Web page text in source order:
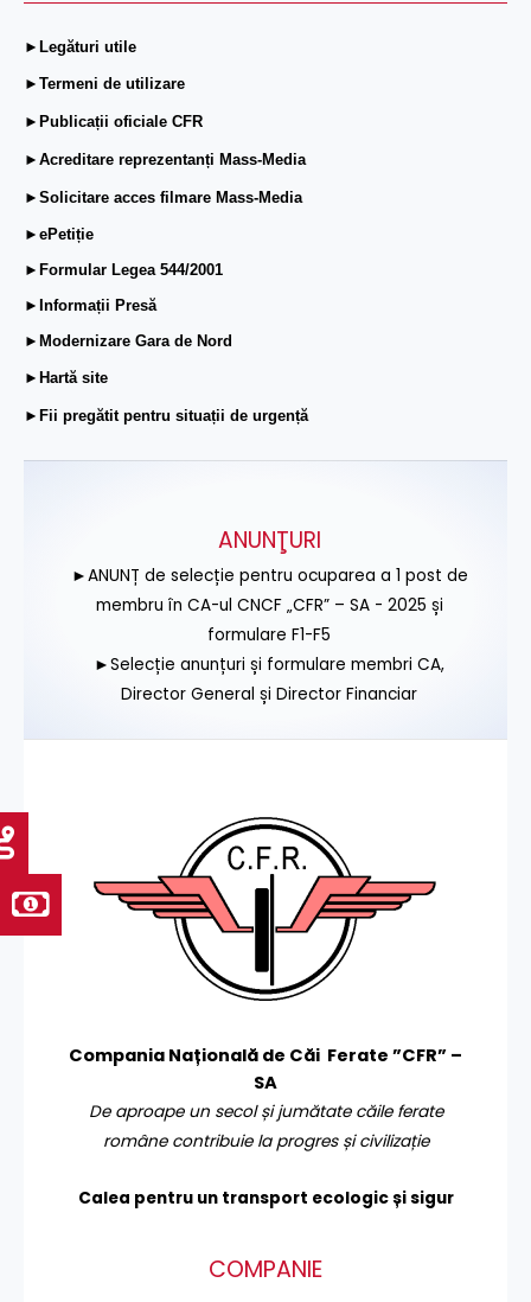
►Legături utile
►Termeni de utilizare
►Publicații oficiale CFR
►Acreditare reprezentanți Mass-Media
►Solicitare acces filmare Mass-Media
►ePetiție
►Formular Legea 544/2001
►Informații Presă
►Modernizare Gara de Nord
►Hartă site
►Fii pregătit pentru situații de urgență
ANUNŢURI
►ANUNȚ de selecție pentru ocuparea a 1 post de
membru în CA-ul CNCF „CFR” – SA - 2025 și
formulare F1-F5
►Selecție anunțuri și formulare membri CA,
Director General și Director Financiar
Compania Națională de Căi Ferate ”CFR” –
SA
De aproape un secol și jumătate căile ferate
române contribuie la progres și civilizație
Calea pentru un transport ecologic și sigur
COMPANIE